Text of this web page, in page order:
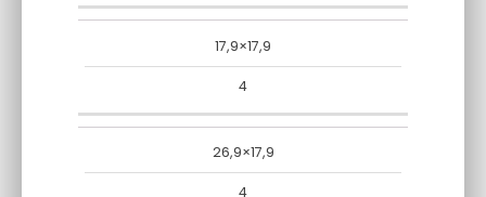
17,9×17,9
4
26,9×17,9
4